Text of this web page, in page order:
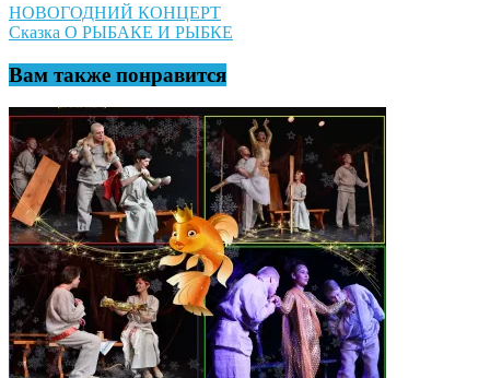
Навигация
по
записям
НОВОГОДНИЙ КОНЦЕРТ
Сказка О РЫБАКЕ И РЫБКЕ
Вам также понравится